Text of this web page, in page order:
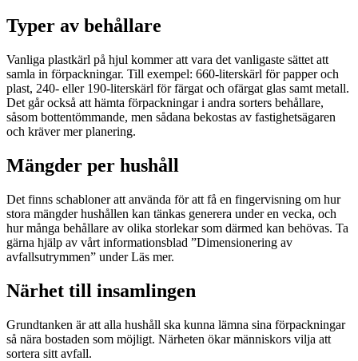
Typer av behållare
Vanliga plastkärl på hjul kommer att vara det vanligaste sättet att
samla in förpackningar. Till exempel: 660-literskärl för papper och
plast, 240- eller 190-literskärl för färgat och ofärgat glas samt metall.
Det går också att hämta förpackningar i andra sorters behållare,
såsom bottentömmande, men sådana bekostas av fastighetsägaren
och kräver mer planering.
Mängder per hushåll
Det finns schabloner att använda för att få en fingervisning om hur
stora mängder hushållen kan tänkas generera under en vecka, och
hur många behållare av olika storlekar som därmed kan behövas. Ta
gärna hjälp av vårt informationsblad ”Dimensionering av
avfallsutrymmen” under Läs mer.
Närhet till insamlingen
Grundtanken är att alla hushåll ska kunna lämna sina förpackningar
så nära bostaden som möjligt. Närheten ökar människors vilja att
sortera sitt avfall.